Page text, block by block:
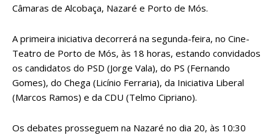
Câmaras de Alcobaça, Nazaré e Porto de Mós.
A primeira iniciativa decorrerá na segunda-feira, no Cine-
Teatro de Porto de Mós, às 18 horas, estando convidados
os candidatos do PSD (Jorge Vala), do PS (Fernando
Gomes), do Chega (Licínio Ferraria), da Iniciativa Liberal
(Marcos Ramos) e da CDU (Telmo Cipriano).
Os debates prosseguem na Nazaré no dia 20, às 10:30